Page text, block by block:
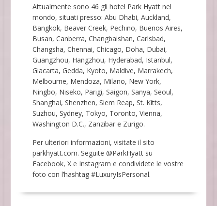
Attualmente sono 46 gli hotel Park Hyatt nel
mondo, situati presso: Abu Dhabi, Auckland,
Bangkok, Beaver Creek, Pechino, Buenos Aires,
Busan, Canberra, Changbaishan, Carlsbad,
Changsha, Chennai, Chicago, Doha, Dubai,
Guangzhou, Hangzhou, Hyderabad, Istanbul,
Giacarta, Gedda, Kyoto, Maldive, Marrakech,
Melbourne, Mendoza, Milano, New York,
Ningbo, Niseko, Parigi, Saigon, Sanya, Seoul,
Shanghai, Shenzhen, Siem Reap, St. Kitts,
Suzhou, Sydney, Tokyo, Toronto, Vienna,
Washington D.C., Zanzibar e Zurigo.
Per ulteriori informazioni, visitate il sito
parkhyatt.com. Seguite @ParkHyatt su
Facebook, X e Instagram e condividete le vostre
foto con l’hashtag #LuxuryIsPersonal.